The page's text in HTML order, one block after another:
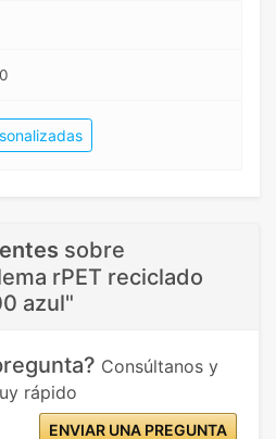
sobre
rPET reciclado
azul"
Consúltanos y
rápido
ENVIAR UNA PREGUNTA